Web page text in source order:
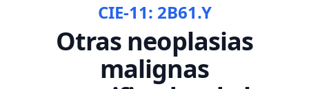
CIE-11: 2B61.Y
Otras neoplasias
malignas